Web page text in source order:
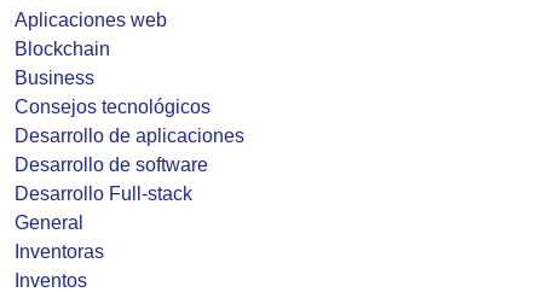
Aplicaciones web
Blockchain
Business
Consejos tecnológicos
Desarrollo de aplicaciones
Desarrollo de software
Desarrollo Full-stack
General
Inventoras
Inventos